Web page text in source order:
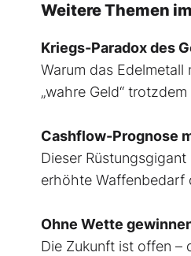
Weitere Themen
Kriegs-Paradox des
Warum das
„wahre Geld“
Cashflow-Prognose
Dieser
erhöhte Waffenbedarf
Ohne Wette
Die Zukunft ist offen –